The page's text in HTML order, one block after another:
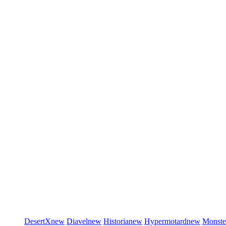
DesertXnew Diavelnew Historianew Hypermotardnew